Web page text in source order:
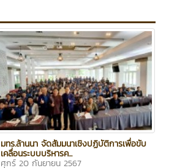
มทร.ล้านนา จัดสัมมนาเชิงปฏิบัติการเพื่อขับ
เคลื่อนระบบบริหารค...
ศุกร์ 20 กันยายน 2567